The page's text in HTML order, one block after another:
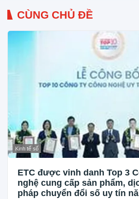
CÙNG CHỦ ĐỀ
Kinh tế số
ETC được vinh danh Top 3
nghệ cung cấp sản phẩm,
pháp chuyển đổi số uy tín